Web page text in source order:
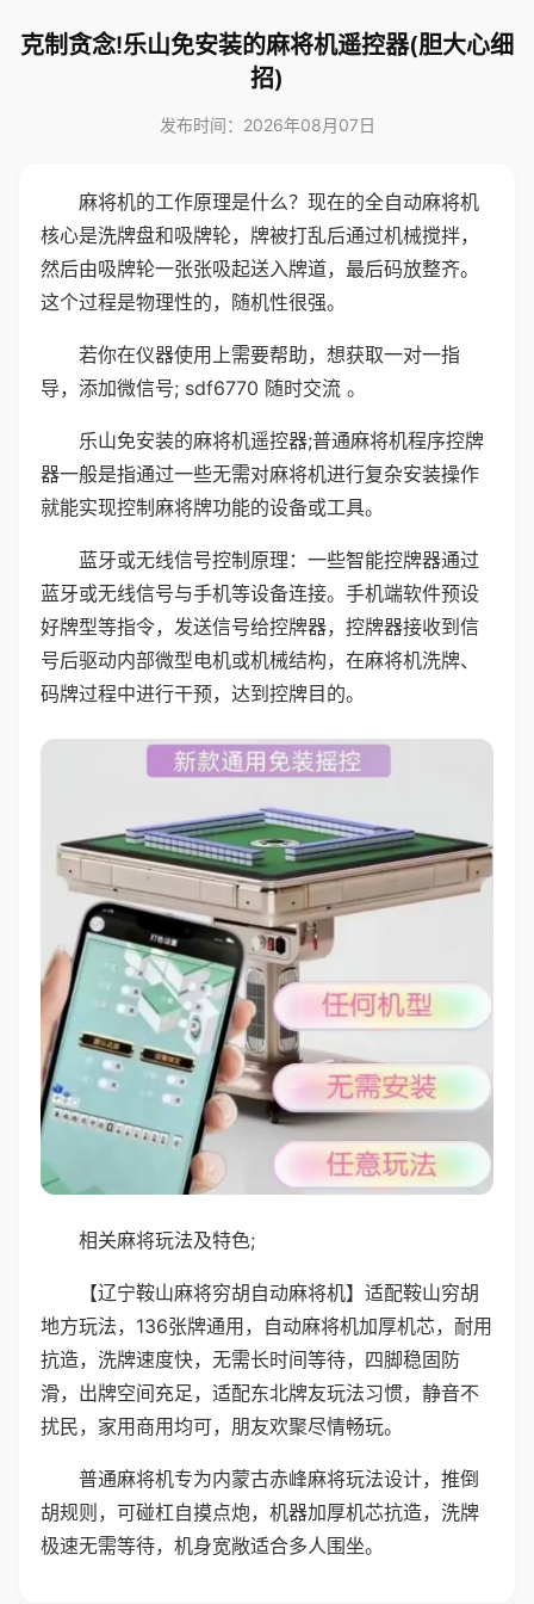
克制贪念!乐山免安装的麻将机遥控器(胆大心细
招)
发布时间：2026年08月07日
麻将机的工作原理是什么？现在的全自动麻将机
核心是洗牌盘和吸牌轮，牌被打乱后通过机械搅拌，
然后由吸牌轮一张张吸起送入牌道，最后码放整齐。
这个过程是物理性的，随机性很强。
若你在仪器使用上需要帮助，想获取一对一指
导，添加微信号; sdf6770 随时交流 。
乐山免安装的麻将机遥控器;普通麻将机程序控牌
器一般是指通过一些无需对麻将机进行复杂安装操作
就能实现控制麻将牌功能的设备或工具。
蓝牙或无线信号控制原理：一些智能控牌器通过
蓝牙或无线信号与手机等设备连接。手机端软件预设
好牌型等指令，发送信号给控牌器，控牌器接收到信
号后驱动内部微型电机或机械结构，在麻将机洗牌、
码牌过程中进行干预，达到控牌目的。
相关麻将玩法及特色;
【辽宁鞍山麻将穷胡自动麻将机】适配鞍山穷胡
地方玩法，136张牌通用，自动麻将机加厚机芯，耐用
抗造，洗牌速度快，无需长时间等待，四脚稳固防
滑，出牌空间充足，适配东北牌友玩法习惯，静音不
扰民，家用商用均可，朋友欢聚尽情畅玩。
普通麻将机专为内蒙古赤峰麻将玩法设计，推倒
胡规则，可碰杠自摸点炮，机器加厚机芯抗造，洗牌
极速无需等待，机身宽敞适合多人围坐。